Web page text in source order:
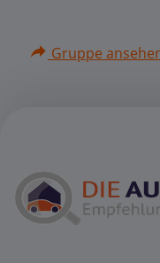
Gruppe